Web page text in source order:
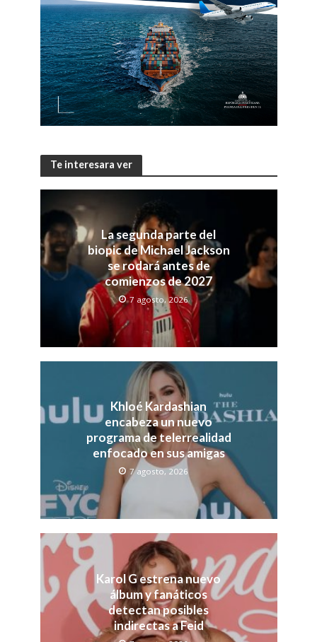
Te interesara ver
La segunda parte del
biopic de Michael Jackson
se rodará antes de
comienzos de 2027
7 agosto, 2026
Khloé Kardashian
encabeza un nuevo
programa de telerrealidad
enfocado en sus amigas
7 agosto, 2026
Karol G estrena nuevo
álbum y fanáticos
detectan posibles
indirectas a Feid